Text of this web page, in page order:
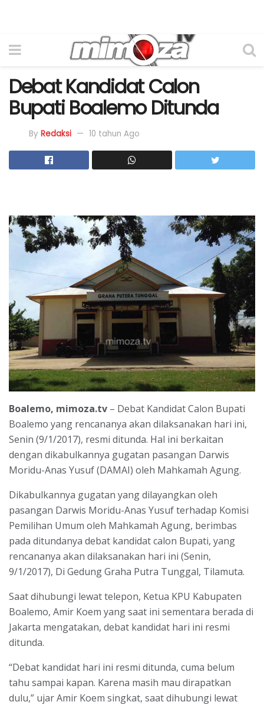
Debat Kandidat Calon
Bupati Boalemo Ditunda
By Redaksi 10 tahun Ago
Boalemo, mimoza.tv – Debat Kandidat Calon Bupati
Boalemo yang rencananya akan dilaksanakan hari ini,
Senin (9/1/2017), resmi ditunda. Hal ini berkaitan
dengan dikabulkannya gugatan pasangan Darwis
Moridu-Anas Yusuf (DAMAI) oleh Mahkamah Agung.
Dikabulkannya gugatan yang dilayangkan oleh
pasangan Darwis Moridu-Anas Yusuf terhadap Komisi
Pemilihan Umum oleh Mahkamah Agung, berimbas
pada ditundanya debat kandidat calon Bupati, yang
rencananya akan dilaksanakan hari ini (Senin,
9/1/2017), Di Gedung Graha Putra Tunggal, Tilamuta.
Saat dihubungi lewat telepon, Ketua KPU Kabupaten
Boalemo, Amir Koem yang saat ini sementara berada di
Jakarta mengatakan, debat kandidat hari ini resmi
ditunda.
“Debat kandidat hari ini resmi ditunda, cuma belum
tahu sampai kapan. Karena masih mau dirapatkan
dulu,” ujar Amir Koem singkat, saat dihubungi lewat